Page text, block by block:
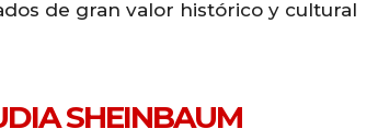
de gran valor histórico y cultural
SHEINBAUM